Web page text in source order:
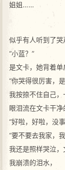
姐姐……
似乎有人听到了哭
“小蓝？”
是文卡，她背着单
“你哭得很厉害，
我按捺不住自己
眼泪流在文卡干净
“好啦，好啦，没
“要不要去我家，
我还是照样哭泣
我崩溃的泪水，